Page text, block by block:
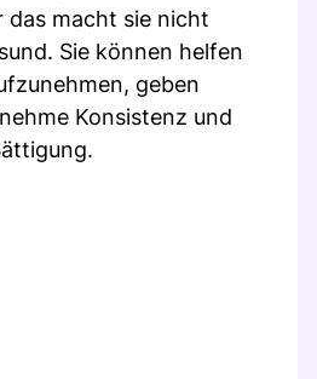
das macht sie nicht
Sie können helfen
geben
Konsistenz und